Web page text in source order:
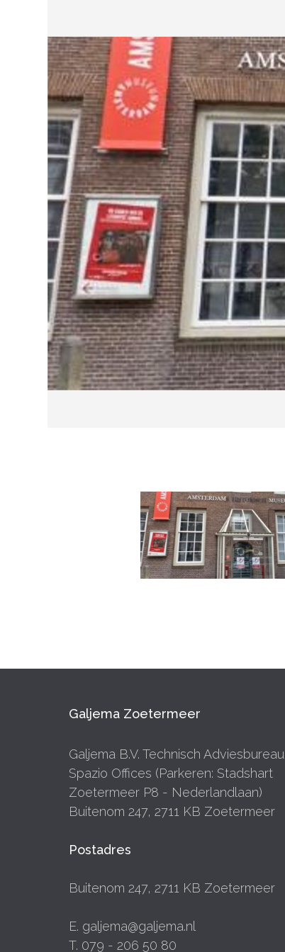
Galjema Zoetermeer
Galjema B.V. Technisch Adviesbureau
Spazio Offices (Parkeren: Stadshart
Zoetermeer P8 - Nederlandlaan)
Buitenom 247, 2711 KB Zoetermeer
Postadres
Buitenom 247, 2711 KB Zoetermeer
E. galjema@galjema.nl
T. 079 - 206 50 80